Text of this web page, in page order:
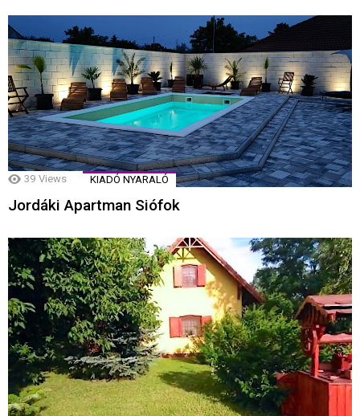
39 Views KIADÓ NYARALÓ
Jordáki Apartman Siófok